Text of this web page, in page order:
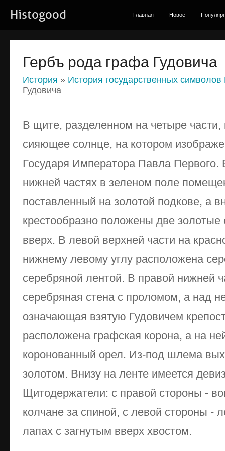
Histogood Главная Новое
Гербъ рода графа Гудовича
История » История государственных символов
Гудовича
В щите, разделенном на четыре части,
сияющее солнце, на котором
Госу­даря Императора Павла Первого.
нижней частях в зеленом поле
поставленный на золотой подкове, а
крестообразно положены две зо­лотые
вверх. В левой верхней части на
ниж­нему левому углу расположена
серебря­ной лентой. В правой нижней
серебряная стена с про­ломом, а над
означающая взятую Гудовичем
расположена графская корона, а на
коронованный орел. Из-под шлема
золотом. Вни­зу на ленте имеется
Щитодержатели: с правой сто­роны -
колчане за спиной, с левой стороны -
лапах с загнутым вверх хвостом.